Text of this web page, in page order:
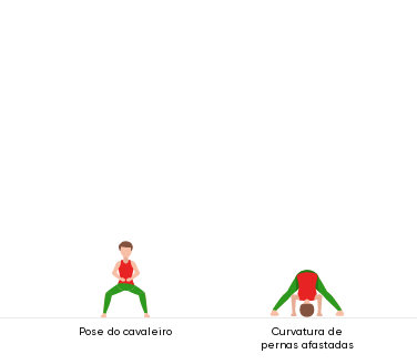
Pose do cavaleiro
Curvatura de
pernas afastadas